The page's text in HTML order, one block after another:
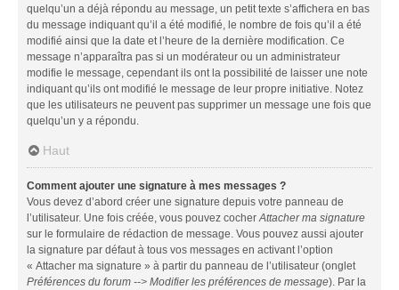
quelqu’un a déjà répondu au message, un petit texte s’affichera en bas
du message indiquant qu’il a été modifié, le nombre de fois qu’il a été
modifié ainsi que la date et l’heure de la dernière modification. Ce
message n’apparaîtra pas si un modérateur ou un administrateur
modifie le message, cependant ils ont la possibilité de laisser une note
indiquant qu’ils ont modifié le message de leur propre initiative. Notez
que les utilisateurs ne peuvent pas supprimer un message une fois que
quelqu’un y a répondu.
Haut
Comment ajouter une signature à mes messages ?
Vous devez d’abord créer une signature depuis votre panneau de
l’utilisateur. Une fois créée, vous pouvez cocher Attacher ma signature
sur le formulaire de rédaction de message. Vous pouvez aussi ajouter
la signature par défaut à tous vos messages en activant l’option
« Attacher ma signature » à partir du panneau de l’utilisateur (onglet
Préférences du forum --> Modifier les préférences de message). Par la